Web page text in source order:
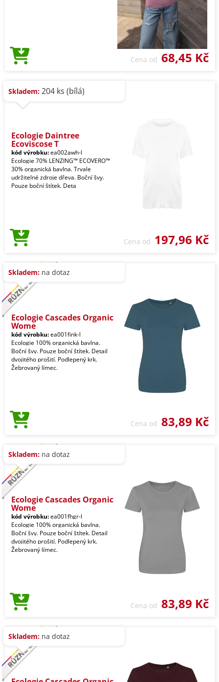
Cena od 68,45 Kč
Skladem: 204 ks (bílá)
Ecologie Daintree
Ecoviscose T
kód výrobku:ea002awh-l
Ecologie 70% LENZING™ ECOVERO™
30% organická bavlna. Trvale
udržitelné zdroje dřeva. Boční švy.
Pouze boční štítek. Deta
Cena od 197,96 Kč
Skladem: na dotaz
Ecologie Cascades Organic
Wome
kód výrobku:ea001fink-l
Ecologie 100% organická bavlna.
Boční švy. Pouze boční štítek. Detail
dvojitého prošití. Podlepený krk.
Žebrovaný límec.
Cena od 83,89 Kč
Skladem: na dotaz
Ecologie Cascades Organic
Wome
kód výrobku:ea001fhgr-l
Ecologie 100% organická bavlna.
Boční švy. Pouze boční štítek. Detail
dvojitého prošití. Podlepený krk.
Žebrovaný límec.
Cena od 83,89 Kč
Skladem: na dotaz